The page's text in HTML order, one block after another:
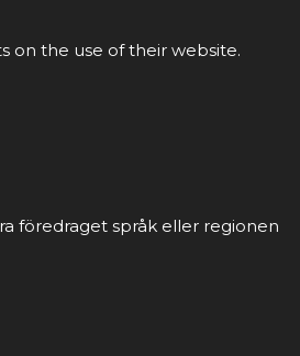
on the use of their website.
föredraget språk eller regionen